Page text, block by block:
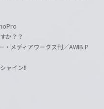
か？？
メディアワークス刊／AWIB P
ャイン!!